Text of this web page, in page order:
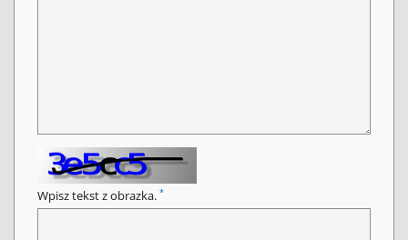
Wpisz tekst z obrazka. *